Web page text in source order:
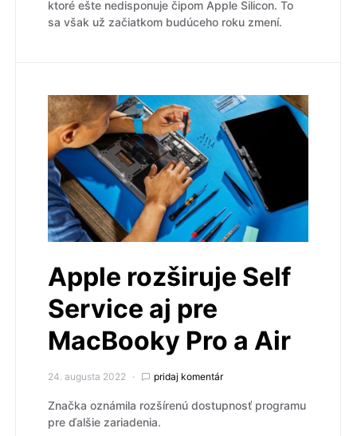
ktoré ešte nedisponuje čipom Apple Silicon. To
sa však už začiatkom budúceho roku zmení.
Apple rozširuje Self
Service aj pre
MacBooky Pro a Air
24. augusta 2022 pridaj komentár
Značka oznámila rozšírenú dostupnosť programu
pre ďalšie zariadenia.